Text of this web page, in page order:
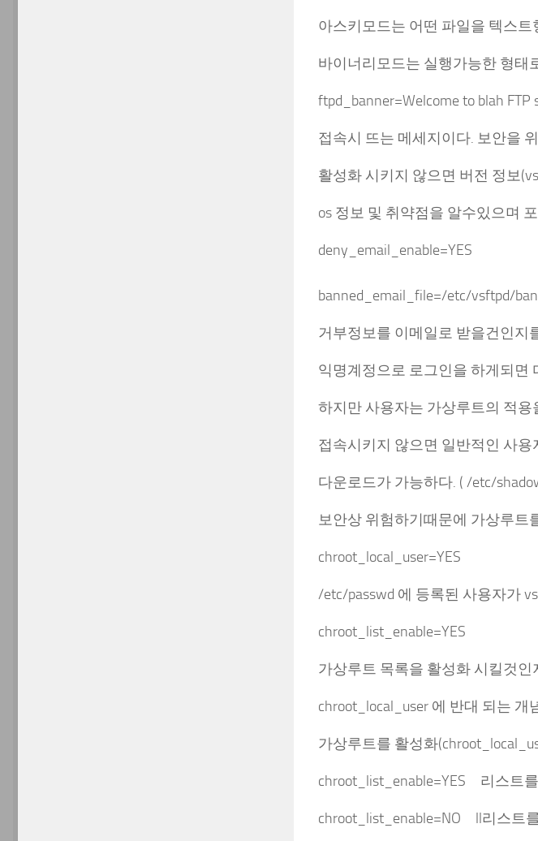
아스키모드는 어떤 파일을 텍스
바이너리모드는 실행가능한 형태
ftpd_banner=Welcome to blah FTP
접속시 뜨는 메세지이다. 보안을
활성화 시키지 않으면 버전 정보
os 정보 및 취약점을 알수있으며
deny_email_enable=YES
banned_email_file=/etc/vsftpd/
거부정보를 이메일로 받을건인지
익명계정으로 로그인을 하게되면
하지만 사용자는 가상루트의 적
접속시키지 않으면 일반적인 사
다운로드가 가능하다. ( /etc/
보안상 위험하기때문에 가상루트
chroot_local_user=YES
/etc/passwd 에 등록된 사용자가
chroot_list_enable=YES
가상루트 목록을 활성화 시킬것인
chroot_local_user 에 반대 되는 개
가상루트를 활성화
chroot_list_enable=YES 리스트
chroot_list_enable=NO ll리스트